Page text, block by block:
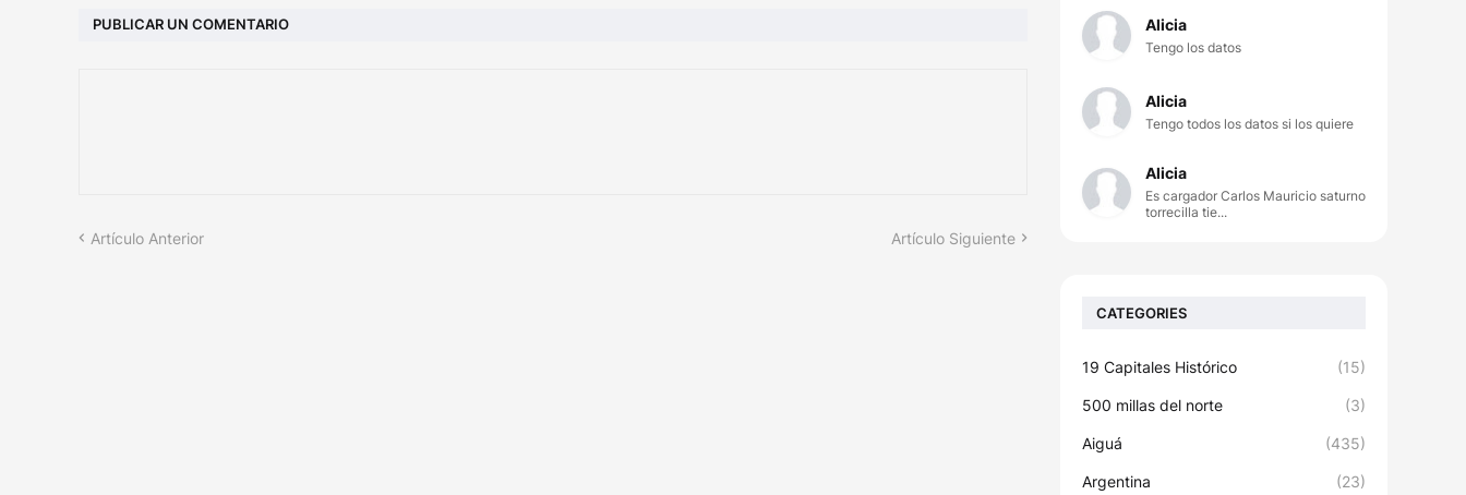
PUBLICAR UN COMENTARIO
Artículo Anterior Artículo Siguiente
Alicia
Tengo los datos
Alicia
Tengo todos los datos si los quiere
Alicia
Es cargador Carlos Mauricio saturno
torrecilla tie...
CATEGORIES
19 Capitales Histórico (15)
500 millas del norte (3)
Aiguá (435)
Argentina (23)